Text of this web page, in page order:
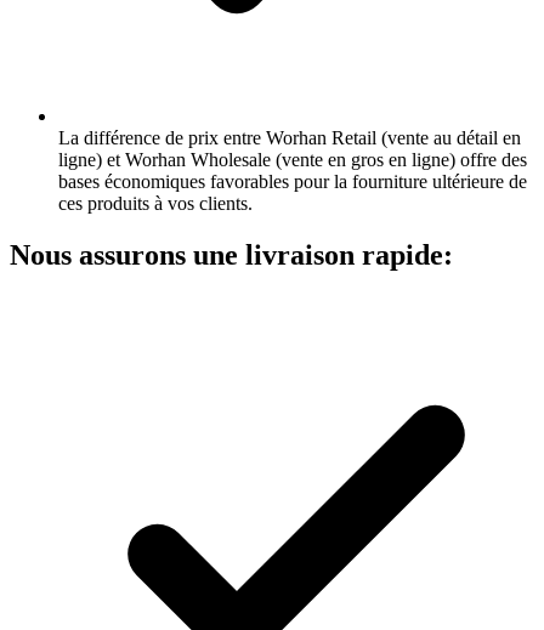
La différence de prix entre Worhan Retail (vente au détail en
ligne) et Worhan Wholesale (vente en gros en ligne) offre des
bases économiques favorables pour la fourniture ultérieure de
ces produits à vos clients.
Nous assurons une livraison rapide: